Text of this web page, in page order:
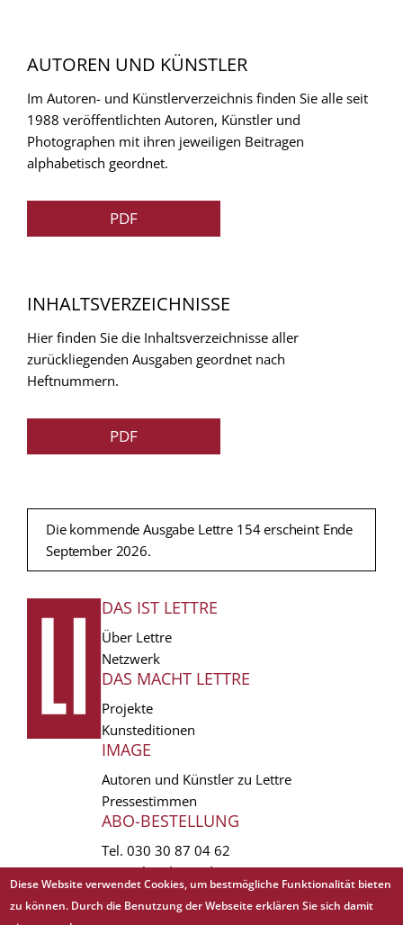
AUTOREN UND KÜNSTLER
Im Autoren- und Künstlerverzeichnis finden Sie alle seit
1988 veröffentlichten Autoren, Künstler und
Photographen mit ihren jeweiligen Beitragen
alphabetisch geordnet.
PDF
INHALTSVERZEICHNISSE
Hier finden Sie die Inhaltsverzeichnisse aller
zurückliegenden Ausgaben geordnet nach
Heftnummern.
PDF
Die kommende Ausgabe Lettre 154 erscheint Ende
September 2026.
FUSSZEILE
DAS IST LETTRE
Über Lettre
Netzwerk
DAS MACHT LETTRE
Projekte
Kunsteditionen
IMAGE
Autoren und Künstler zu Lettre
Pressestimmen
ABO-BESTELLUNG
Tel. 030 30 87 04 62
vertrieb(at)lettre.de
Diese Website verwendet Cookies, um bestmögliche Funktionalität bieten
zu können. Durch die Benutzung der Webseite erklären Sie sich damit